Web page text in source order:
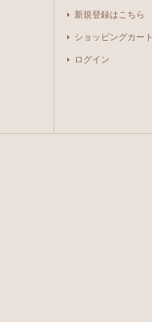
新規登録はこちら
ショッピングカート
ログイン